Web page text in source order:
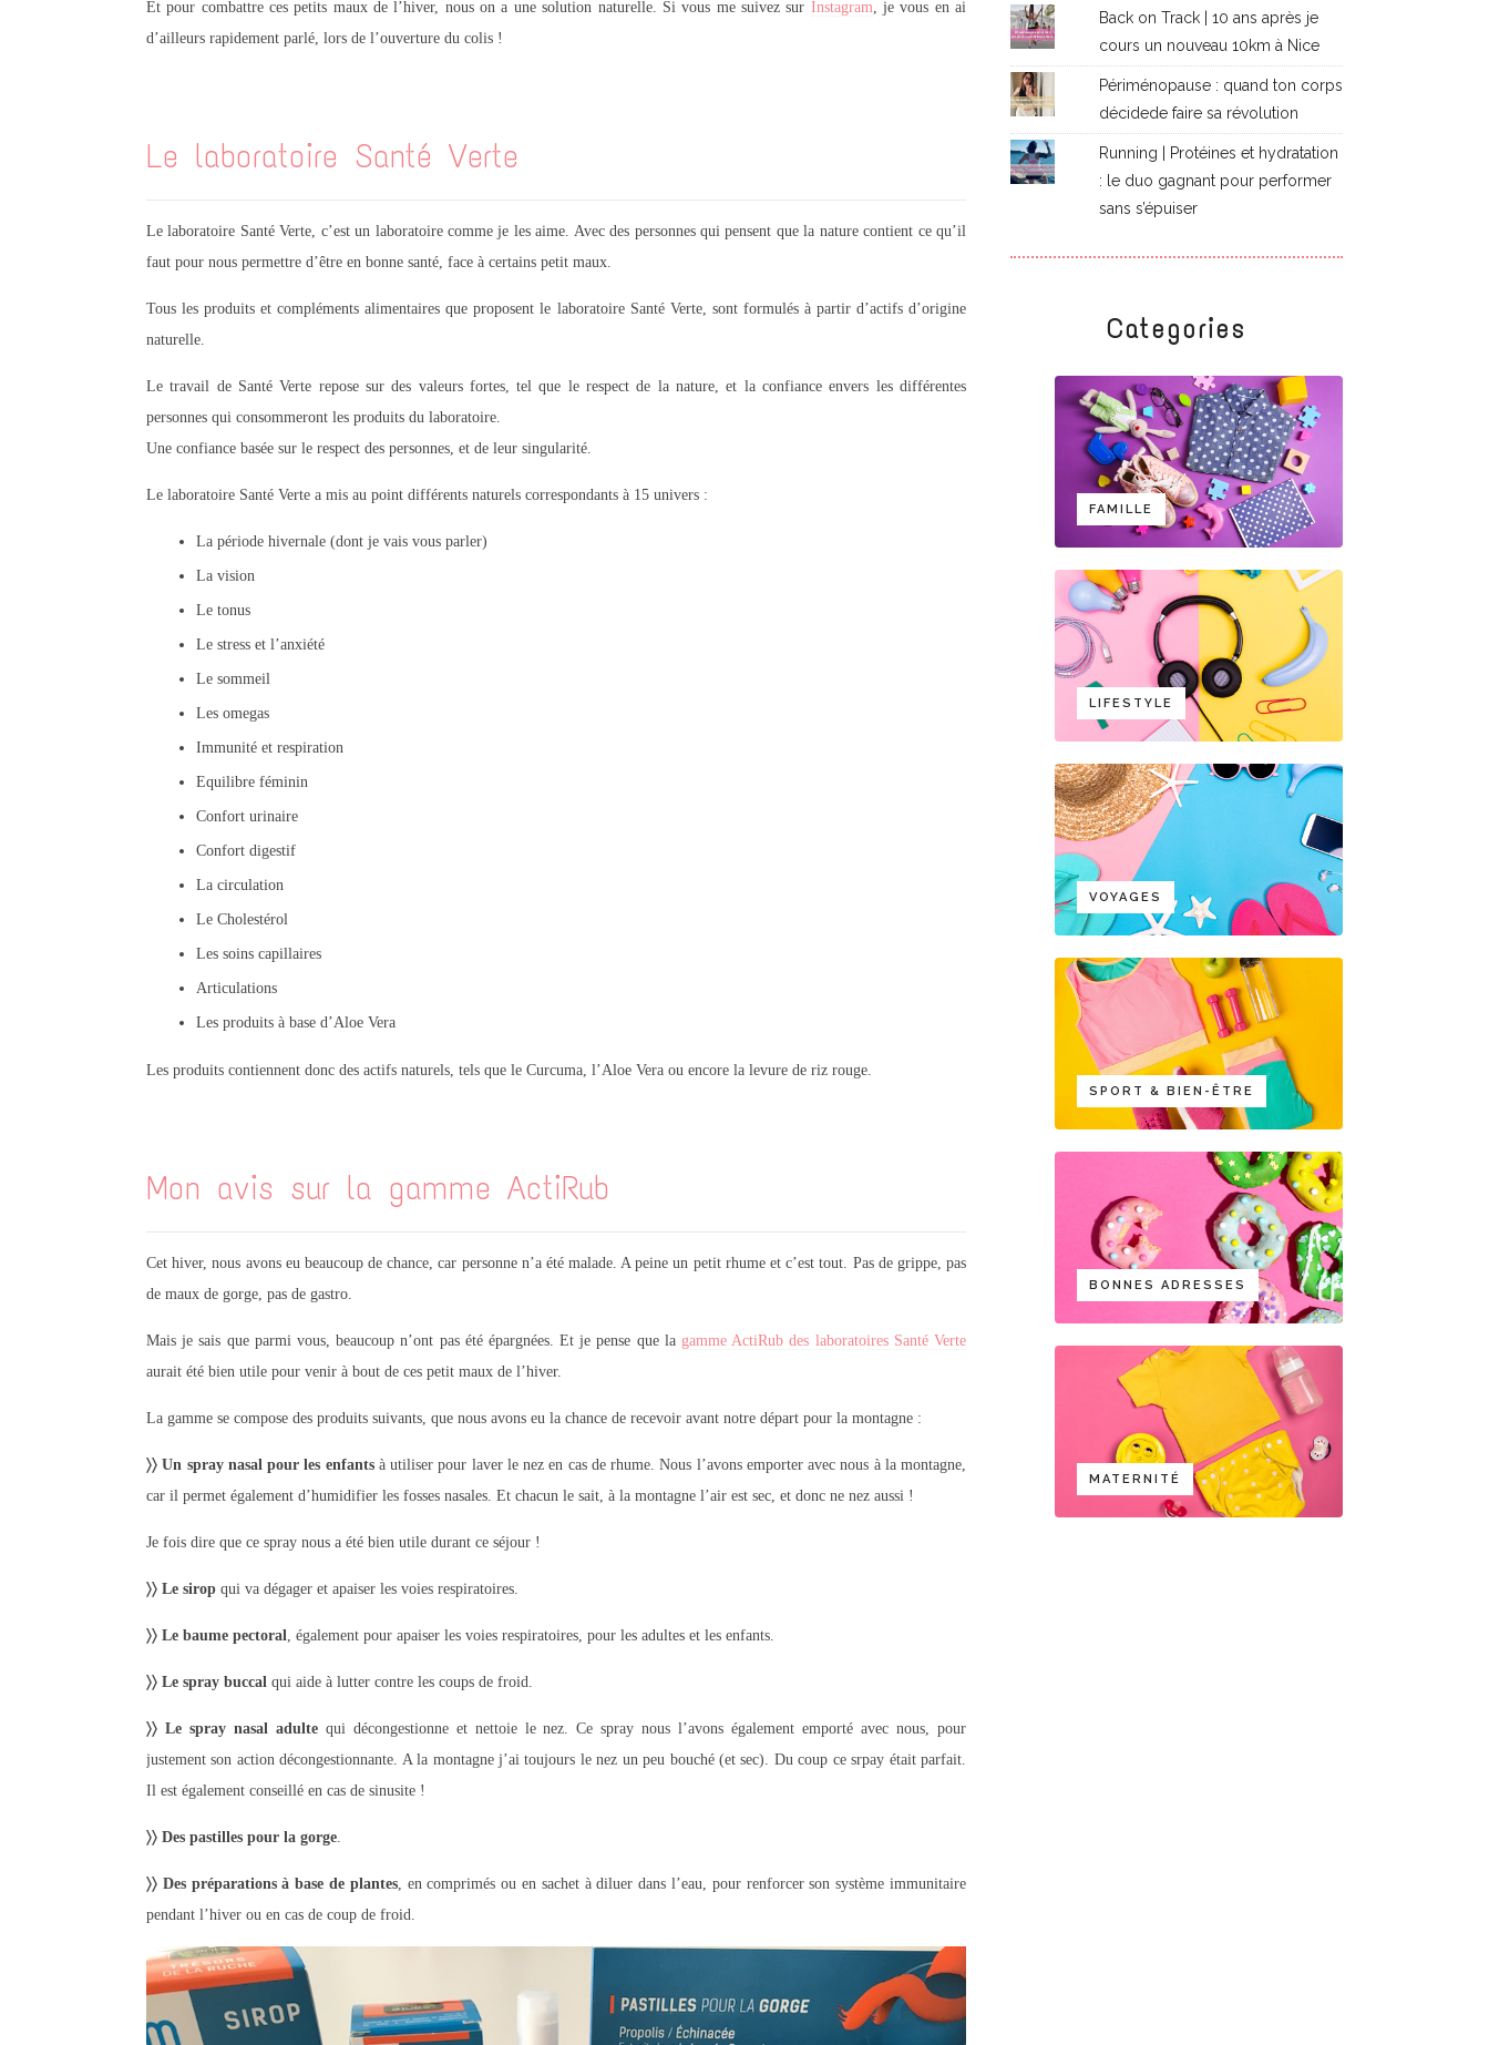
Et pour combattre ces petits maux de l’hiver, nous on a une solution naturelle. Si vous me suivez sur Instagram, je vous en ai
d’ailleurs rapidement parlé, lors de l’ouverture du colis !
Le laboratoire Santé Verte
Le laboratoire Santé Verte, c’est un laboratoire comme je les aime. Avec des personnes qui pensent que la nature contient ce qu’il
faut pour nous permettre d’être en bonne santé, face à certains petit maux.
Tous les produits et compléments alimentaires que proposent le laboratoire Santé Verte, sont formulés à partir d’actifs d’origine
naturelle.
Le travail de Santé Verte repose sur des valeurs fortes, tel que le respect de la nature, et la confiance envers les différentes
personnes qui consommeront les produits du laboratoire.
Une confiance basée sur le respect des personnes, et de leur singularité.
Le laboratoire Santé Verte a mis au point différents naturels correspondants à 15 univers :
La période hivernale (dont je vais vous parler)
La vision
Le tonus
Le stress et l’anxiété
Le sommeil
Les omegas
Immunité et respiration
Equilibre féminin
Confort urinaire
Confort digestif
La circulation
Le Cholestérol
Les soins capillaires
Articulations
Les produits à base d’Aloe Vera
Les produits contiennent donc des actifs naturels, tels que le Curcuma, l’Aloe Vera ou encore la levure de riz rouge.
Mon avis sur la gamme ActiRub
Cet hiver, nous avons eu beaucoup de chance, car personne n’a été malade. A peine un petit rhume et c’est tout. Pas de grippe, pas
de maux de gorge, pas de gastro.
Mais je sais que parmi vous, beaucoup n’ont pas été épargnées. Et je pense que la gamme ActiRub des laboratoires Santé Verte
aurait été bien utile pour venir à bout de ces petit maux de l’hiver.
La gamme se compose des produits suivants, que nous avons eu la chance de recevoir avant notre départ pour la montagne :
〉〉 Un spray nasal pour les enfantsà utiliser pour laver le nez en cas de rhume. Nous l’avons emporter avec nous à la montagne,
car il permet également d’humidifier les fosses nasales. Et chacun le sait, à la montagne l’air est sec, et donc ne nez aussi !
Je fois dire que ce spray nous a été bien utile durant ce séjour !
〉〉 Le sirop qui va dégager et apaiser les voies respiratoires.
〉〉 Le baume pectoral, également pour apaiser les voies respiratoires, pour les adultes et les enfants.
〉〉 Le spray buccal qui aide à lutter contre les coups de froid.
〉〉 Le spray nasal adultequi décongestionne et nettoie le nez. Ce spray nous l’avons également emporté avec nous, pour
justement son action décongestionnante. A la montagne j’ai toujours le nez un peu bouché (et sec). Du coup ce srpay était parfait.
Il est également conseillé en cas de sinusite !
〉〉 Des pastilles pour la gorge.
〉〉 Des préparations à base de plantes, en comprimés ou en sachet à diluer dans l’eau, pour renforcer son système immunitaire
pendant l’hiver ou en cas de coup de froid.
Back on Track | 10 ans après je
cours un nouveau 10km à Nice
Périménopause : quand ton corps
décidede faire sa révolution
Running | Protéines et hydratation
: le duo gagnant pour performer
sans s’épuiser
Categories
FAMILLE
LIFESTYLE
VOYAGES
SPORT & BIEN-ÊTRE
BONNES ADRESSES
MATERNITÉ